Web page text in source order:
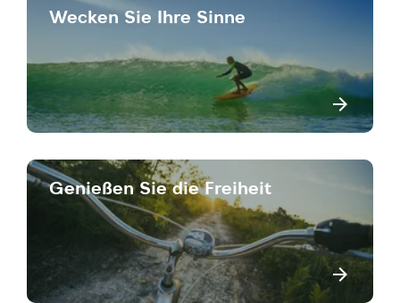
Wecken Sie Ihre Sinne
Genießen Sie die Freiheit